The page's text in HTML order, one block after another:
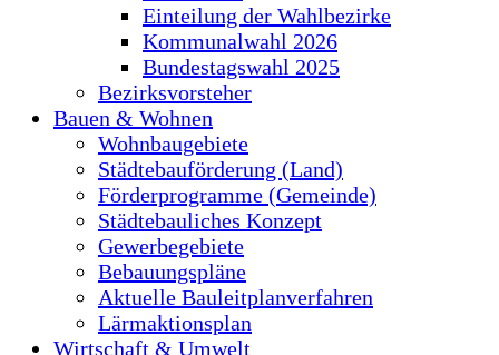
Einteilung der Wahlbezirke
Kommunalwahl 2026
Bundestagswahl 2025
Bezirksvorsteher
Bauen & Wohnen
Wohnbaugebiete
Städtebauförderung (Land)
Förderprogramme (Gemeinde)
Städtebauliches Konzept
Gewerbegebiete
Bebauungspläne
Aktuelle Bauleitplanverfahren
Lärmaktionsplan
Wirtschaft & Umwelt